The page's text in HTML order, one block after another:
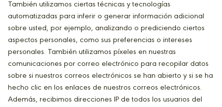
También utilizamos ciertas técnicas y tecnologías
automatizadas para inferir o generar información adicional
sobre usted, por ejemplo, analizando o prediciendo ciertos
aspectos personales, como sus preferencias o intereses
personales. También utilizamos píxeles en nuestras
comunicaciones por correo electrónico para recopilar datos
sobre si nuestros correos electrónicos se han abierto y si se ha
hecho clic en los enlaces de nuestros correos electrónicos.
Además, recibimos direcciones IP de todos los usuarios del